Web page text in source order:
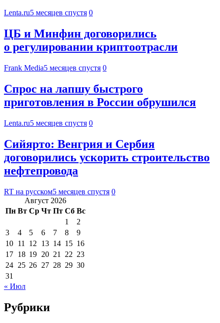
Lenta.ru5 месяцев спустя 0
ЦБ и Минфин договорились
о регулировании криптоотрасли
Frank Media5 месяцев спустя 0
Спрос на лапшу быстрого
приготовления в России обрушился
Lenta.ru5 месяцев спустя 0
Сийярто: Венгрия и Сербия
договорились ускорить строительство
нефтепровода
RT на русском5 месяцев спустя 0
Август 2026
Пн Вт Ср Чт Пт Сб Вс
1
2
3
4 5 6 7 8
9
10 11 12 13 14 15 16
17 18 19 20 21 22 23
24 25 26 27 28 29 30
31
« Июл
Рубрики